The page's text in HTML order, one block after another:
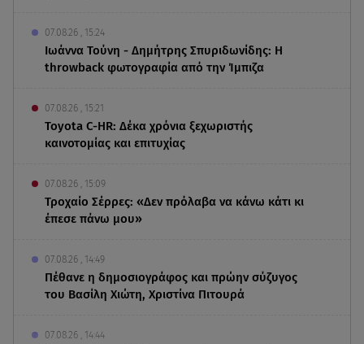
07.08.26 , 15:24
Ιωάννα Τούνη - Δημήτρης Σπυριδωνίδης: Η
throwback φωτογραφία από την Ίμπιζα
07.08.26 , 15:21
Toyota C-HR: Δέκα χρόνια ξεχωριστής
καινοτομίας και επιτυχίας
07.08.26 , 15:09
Τροχαίο Σέρρες: «Δεν πρόλαβα να κάνω κάτι κι
έπεσε πάνω μου»
07.08.26 , 14:49
Πέθανε η δημοσιογράφος και πρώην σύζυγος
του Βασίλη Χιώτη, Χριστίνα Πιτουρά
07.08.26 , 14:44